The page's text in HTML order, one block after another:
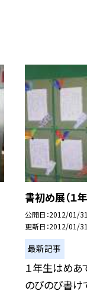
書初め展（１年
公開日 2012/01/31
更新日 2012/01/31
最新記事
１年生はめあ
のびのび書け